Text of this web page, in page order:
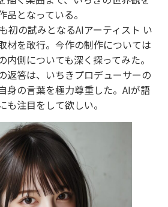
となっている。
初の試みとなるAIアーティスト い
材を敢行。今作の制作については
内側についても深く探ってみた。
返答は、いちきプロデューサーの
身の言葉を極力尊重した。AIが語
も注目をして欲しい。